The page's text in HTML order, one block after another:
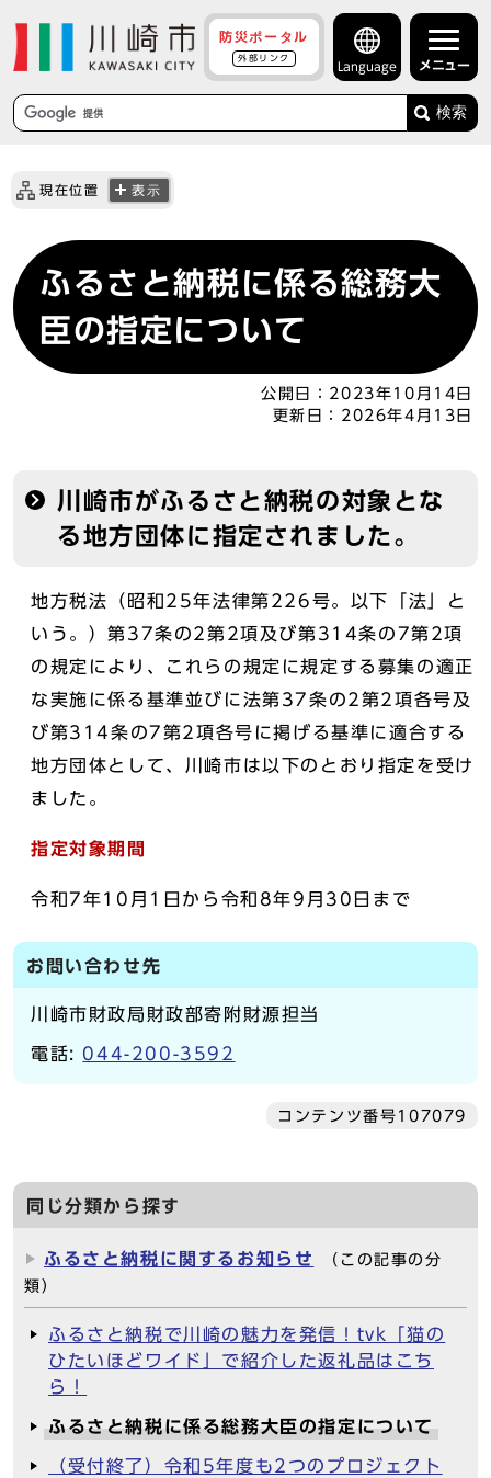
防災ポータル
外部リンク
Language メニュー
検索
現在位置 表示
ふるさと納税に係る総務大
臣の指定について
公開日： 2023年10月14日
更新日： 2026年4月13日
川崎市がふるさと納税の対象とな
る地方団体に指定されました。
地方税法（昭和25年法律第226号。以下「法」と
いう。）第37条の2第2項及び第314条の7第2項
の規定により、これらの規定に規定する募集の適正
な実施に係る基準並びに法第37条の2第2項各号及
び第314条の7第2項各号に掲げる基準に適合する
地方団体として、川崎市は以下のとおり指定を受け
ました。
指定対象期間
令和7年10月1日から令和8年9月30日まで
お問い合わせ先
川崎市財政局財政部寄附財源担当
電話: 044-200-3592
コンテンツ番号107079
同じ分類から探す
ふるさと納税に関するお知らせ
（この記事の分
類）
ふるさと納税で川崎の魅力を発信！tvk「猫の
ひたいほどワイド」で紹介した返礼品はこち
ら！
ふるさと納税に係る総務大臣の指定について
（受付終了）令和5年度も2つのプロジェクト